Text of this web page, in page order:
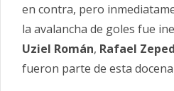
en contra, pero
la avalancha de goles fue
Uziel Román, Rafael
fueron parte de esta